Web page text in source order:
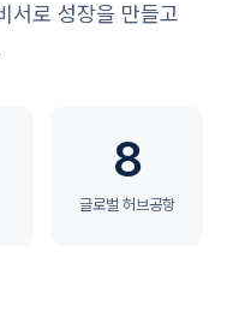
로 성장을 만들고
8
글로벌 허브공항